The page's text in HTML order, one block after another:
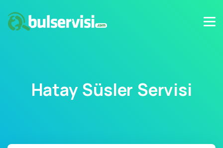
Hatay Süsler Servisi